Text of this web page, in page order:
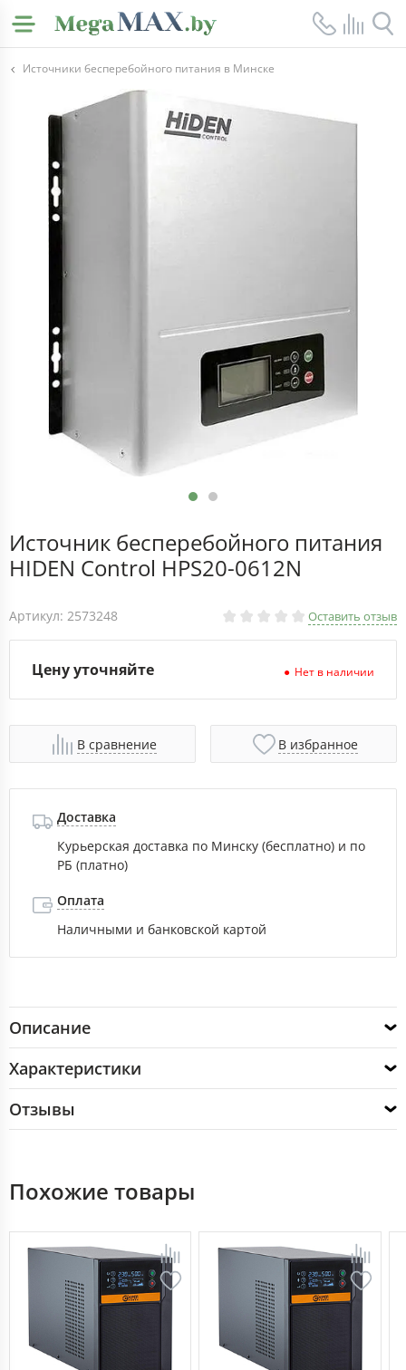
Источники бесперебойного питания в Минске
Источник бесперебойного питания
HIDEN Control HPS20-0612N
Артикул: 2573248 Оставить отзыв
Цену уточняйте Нет в наличии
В сравнение В избранное
Доставка
Курьерская доставка по Минску (бесплатно) и по
РБ (платно)
Оплата
Наличными и банковской картой
Описание
Характеристики
Отзывы
Похожие товары